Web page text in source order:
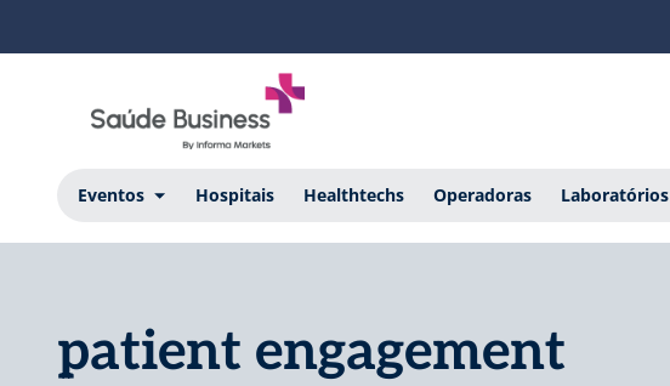
Eventos Hospitais Healthtechs Operadoras Laboratórios
patient engagement